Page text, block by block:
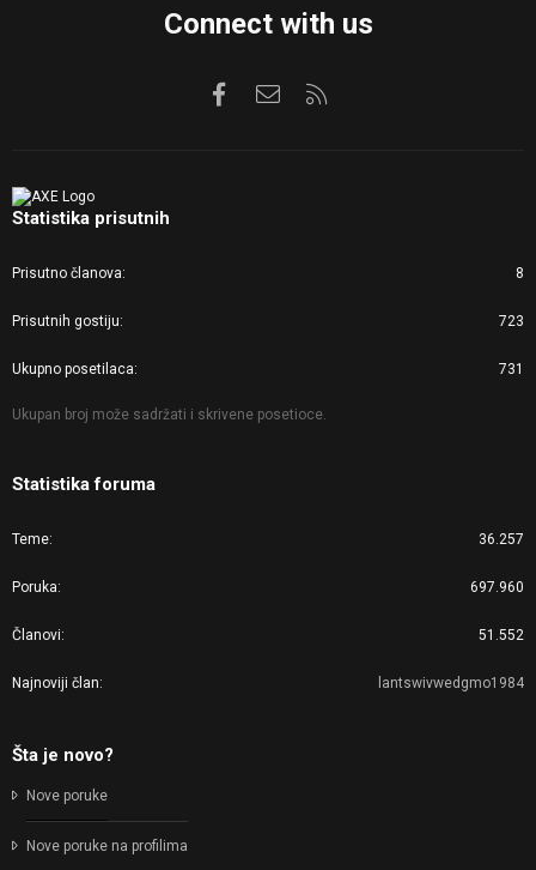
Connect with us
FacebookKontaktirajte nas
Statistika prisutnih
Prisutno članova 8
Prisutnih gostiju 723
Ukupno posetilaca 731
Ukupan broj može sadržati i skrivene posetioce.
Statistika foruma
Teme 36.257
Poruka 697.960
Članovi 51.552
Najnoviji član lantswivwedgmo1984
Šta je novo?
Nove poruke
Nove poruke na profilima